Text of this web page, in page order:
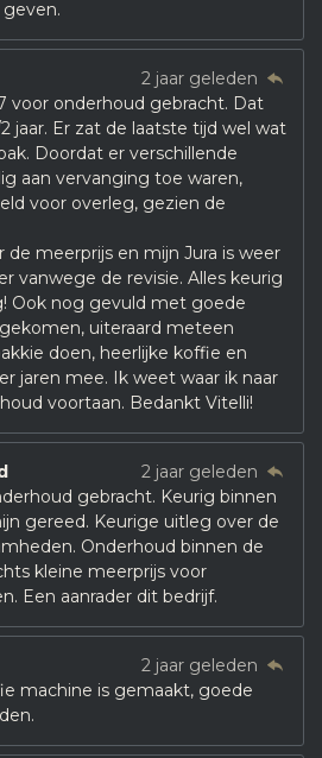
2 jaar geleden
voor onderhoud gebracht. Dat
jaar. Er zat de laatste tijd wel wat
Doordat er verschillende
aan vervanging toe waren,
voor overleg, gezien de
meerprijs en mijn Jura is weer
vanwege de revisie. Alles keurig
Ook nog gevuld met goede
uiteraard meteen
doen, heerlijke koffie en
jaren mee. Ik weet waar ik naar
voortaan. Bedankt Vitelli!
2 jaar geleden
gebracht. Keurig binnen
gereed. Keurige uitleg over de
Onderhoud binnen de
kleine meerprijs voor
Een aanrader dit bedrijf.
2 jaar geleden
machine is gemaakt, goede